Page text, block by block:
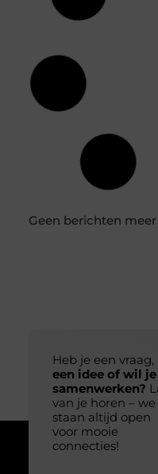
De impact van
Wat is huidtherapie?
behandeling en
verder dan
Vind designer
collectie
Ben je op zoek naar
budget te
collectie